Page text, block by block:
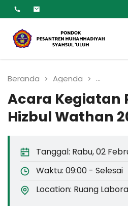
Pesantren
Ulum
Beranda Agenda Acara
Acara Kegiatan
Hizbul Wathan
Tanggal: Rabu, 02
Waktu: 09:00 - Selesai
Location: Ruang